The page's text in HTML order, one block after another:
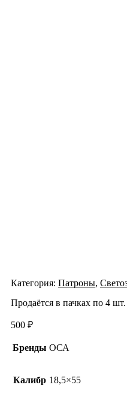
Категория: Патроны,
Продаётся в пачках по 4 шт.
500 ₽
Бренды ОСА
Калибр 18,5×55